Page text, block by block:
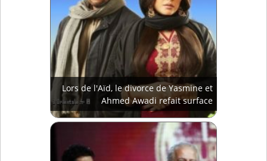
Lors de l'Aïd, le divorce de Yasmine et
Ahmed Awadi refait surface